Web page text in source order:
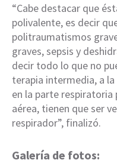
“Cabe destacar que
polivalente, es decir
politraumatismos
graves, sepsis y
decir todo lo que no
terapia intermedia, a
en la parte respiratoria
aérea, tienen que ser
respirador”, finalizó.
Galería de fotos: